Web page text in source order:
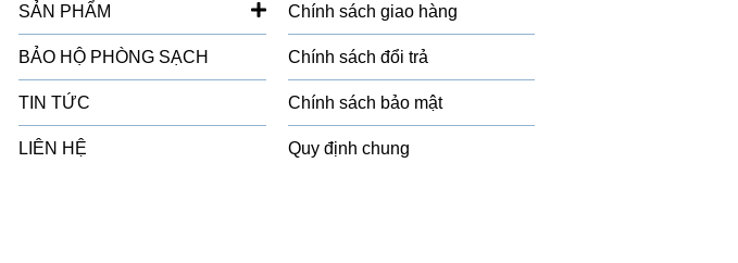
SẢN PHẨM
BẢO HỘ PHÒNG SẠCH
TIN TỨC
LIÊN HỆ
Chính sách giao hàng
Chính sách đổi trả
Chính sách bảo mật
Quy định chung